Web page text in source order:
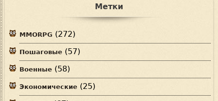
Метки
MMORPG (272)
Пошаговые (57)
Военные (58)
Экономические (25)